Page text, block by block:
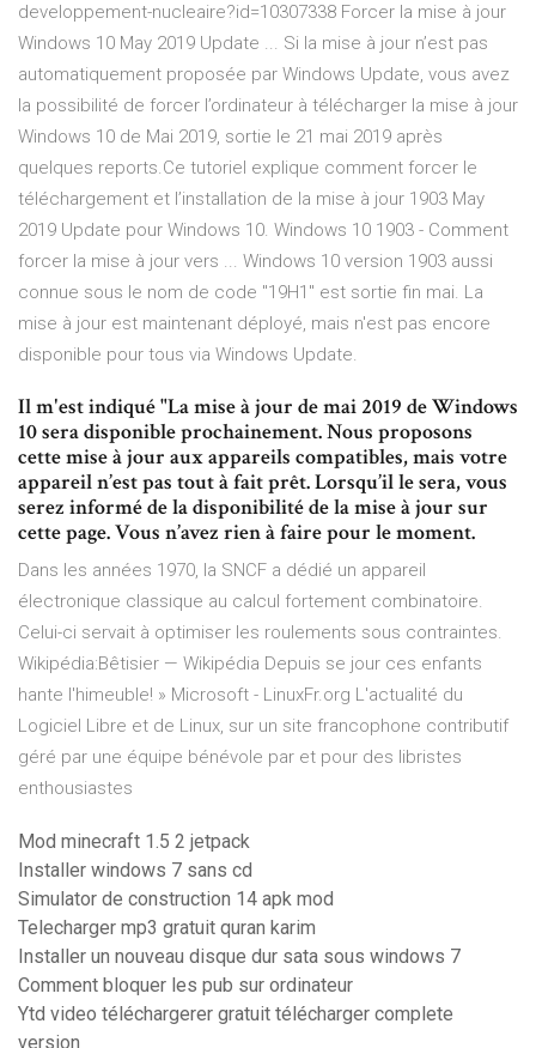
developpement-nucleaire?id=10307338 Forcer la mise à jour
Windows 10 May 2019 Update ... Si la mise à jour n’est pas
automatiquement proposée par Windows Update, vous avez
la possibilité de forcer l’ordinateur à télécharger la mise à jour
Windows 10 de Mai 2019, sortie le 21 mai 2019 après
quelques reports.Ce tutoriel explique comment forcer le
téléchargement et l’installation de la mise à jour 1903 May
2019 Update pour Windows 10. Windows 10 1903 - Comment
forcer la mise à jour vers ... Windows 10 version 1903 aussi
connue sous le nom de code "19H1" est sortie fin mai. La
mise à jour est maintenant déployé, mais n'est pas encore
disponible pour tous via Windows Update.
Il m'est indiqué "La mise à jour de mai 2019 de Windows
10 sera disponible prochainement. Nous proposons
cette mise à jour aux appareils compatibles, mais votre
appareil n’est pas tout à fait prêt. Lorsqu’il le sera, vous
serez informé de la disponibilité de la mise à jour sur
cette page. Vous n’avez rien à faire pour le moment.
Dans les années 1970, la SNCF a dédié un appareil
électronique classique au calcul fortement combinatoire.
Celui-ci servait à optimiser les roulements sous contraintes.
Wikipédia:Bêtisier — Wikipédia Depuis se jour ces enfants
hante l'himeuble! » Microsoft - LinuxFr.org L'actualité du
Logiciel Libre et de Linux, sur un site francophone contributif
géré par une équipe bénévole par et pour des libristes
enthousiastes
Mod minecraft 1.5 2 jetpack
Installer windows 7 sans cd
Simulator de construction 14 apk mod
Telecharger mp3 gratuit quran karim
Installer un nouveau disque dur sata sous windows 7
Comment bloquer les pub sur ordinateur
Ytd video téléchargerer gratuit télécharger complete
version